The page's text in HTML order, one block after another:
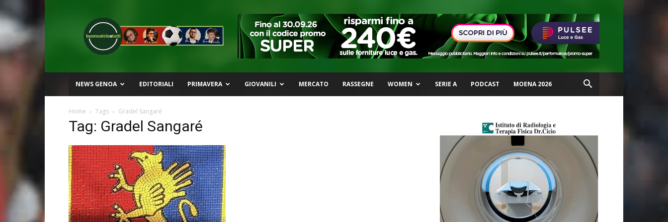
Buon
Calcio
a
Tutti
NEWS GENOA EDITORIALI PRIMAVERA GIOVANILI MERCATO RASSEGNE WOMEN SERIE A PODCAST MOENA 2026
Home Tags Gradel Sangaré
Tag: Gradel Sangaré